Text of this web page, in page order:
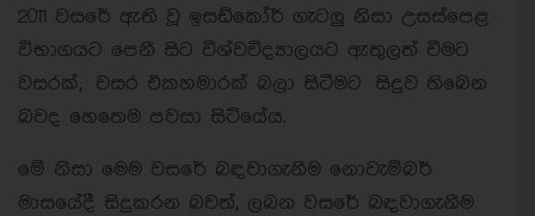
2011 වසරේ ඇති වූ ඉසඩ්කෝර් ගැටලු නිසා උසස්පෙළ
විභාගයට පෙනී සිට විශ්වවිද්‍යාලයට ඇතුලත් වීමට
වසරක්, වසර එකහමාරක් බලා සිටීමට සිදුව තිබෙන
බවද හෙතෙම පවසා සිටියේය.
මේ නිසා මෙම වසරේ බඳවාගැනීම නොවැම්බර්
මාසයේදී සිදුකරන බවත්, ලබන වසරේ බඳවාගැනීම